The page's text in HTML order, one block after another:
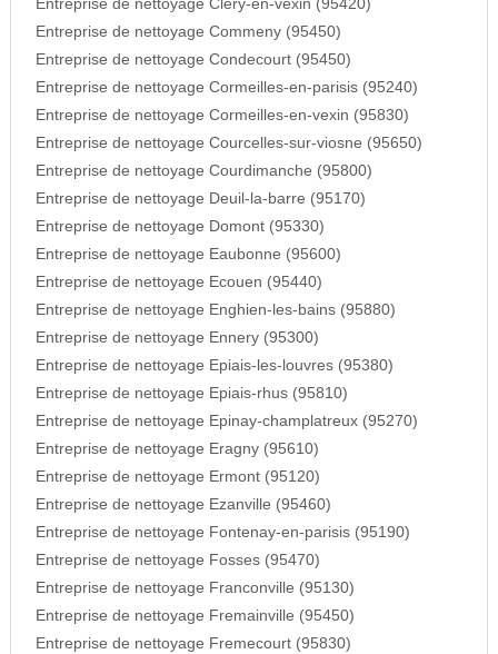
Entreprise de nettoyage Clery-en-vexin (95420)
Entreprise de nettoyage Commeny (95450)
Entreprise de nettoyage Condecourt (95450)
Entreprise de nettoyage Cormeilles-en-parisis (95240)
Entreprise de nettoyage Cormeilles-en-vexin (95830)
Entreprise de nettoyage Courcelles-sur-viosne (95650)
Entreprise de nettoyage Courdimanche (95800)
Entreprise de nettoyage Deuil-la-barre (95170)
Entreprise de nettoyage Domont (95330)
Entreprise de nettoyage Eaubonne (95600)
Entreprise de nettoyage Ecouen (95440)
Entreprise de nettoyage Enghien-les-bains (95880)
Entreprise de nettoyage Ennery (95300)
Entreprise de nettoyage Epiais-les-louvres (95380)
Entreprise de nettoyage Epiais-rhus (95810)
Entreprise de nettoyage Epinay-champlatreux (95270)
Entreprise de nettoyage Eragny (95610)
Entreprise de nettoyage Ermont (95120)
Entreprise de nettoyage Ezanville (95460)
Entreprise de nettoyage Fontenay-en-parisis (95190)
Entreprise de nettoyage Fosses (95470)
Entreprise de nettoyage Franconville (95130)
Entreprise de nettoyage Fremainville (95450)
Entreprise de nettoyage Fremecourt (95830)